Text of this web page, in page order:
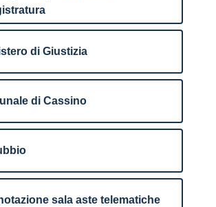
di Giustizia
di Cassino
sala aste telematiche